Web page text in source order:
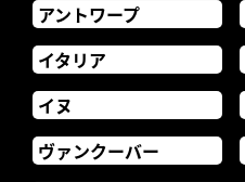
アントワープ
イタリア
イヌ
ヴァンクーバー